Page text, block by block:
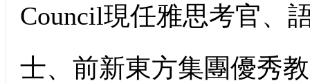
Council現任雅思考官、
士、前新東方集團優秀